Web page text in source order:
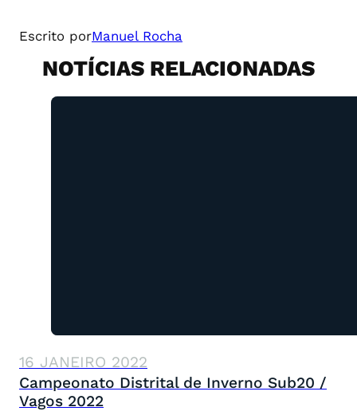
Escrito porManuel Rocha
NOTÍCIAS RELACIONADAS
16 JANEIRO 2022
Campeonato Distrital de Inverno Sub20 /
Vagos 2022